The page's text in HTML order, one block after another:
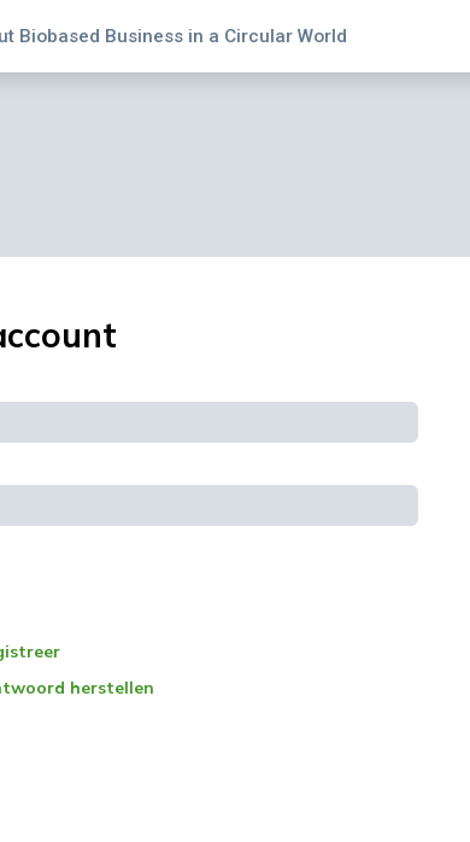
Biobased Business in a Circular World
herstellen